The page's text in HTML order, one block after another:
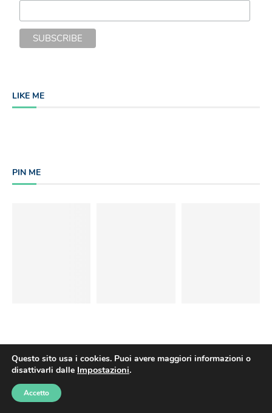
LIKE ME
PIN ME
Questo sito usa i cookies. Puoi avere maggiori informazioni o
disattivarli dalle Impostazioni.
Accetto